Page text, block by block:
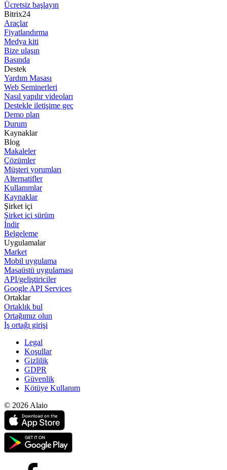
Ücretsiz başlayın
Bitrix24
Araçlar
Fiyatlandırma
Medya kiti
Bize ulaşın
Basında
Destek
Yardım Masası
Web Seminerleri
Nasıl yapılır videoları
Destekle iletişime geç
Demo plan
Durum
Kaynaklar
Blog
Makaleler
Çözümler
Müşteri yorumları
Alternatifler
Kullanımlar
Kaynaklar
Şirket içi
Şirket içi sürüm
İndir
Belgeleme
Uygulamalar
Market
Mobil uygulama
Masaüstü uygulaması
API/geliştiriciler
Google API Services
Ortaklar
Ortaklık bul
Ortağımız olun
İş ortağı girişi
Legal
Koşullar
Gizlilik
GDPR
Güvenlik
Kötüye Kullanım
© 2026 Alaio